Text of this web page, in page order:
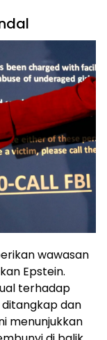
wawasan
Epstein.
terhadap
dan
menunjukkan